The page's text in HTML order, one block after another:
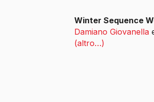
Winter Sequence
Damiano Giovanella
(altro…)